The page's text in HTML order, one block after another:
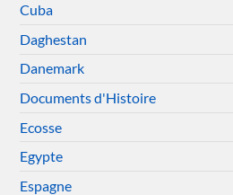
Cuba
Daghestan
Danemark
Documents d'Histoire
Ecosse
Egypte
Espagne